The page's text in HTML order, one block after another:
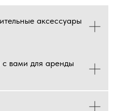
аксессуары
с вами для аренды